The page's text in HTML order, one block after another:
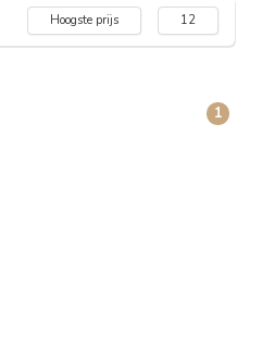
Hoogste prijs 12
1